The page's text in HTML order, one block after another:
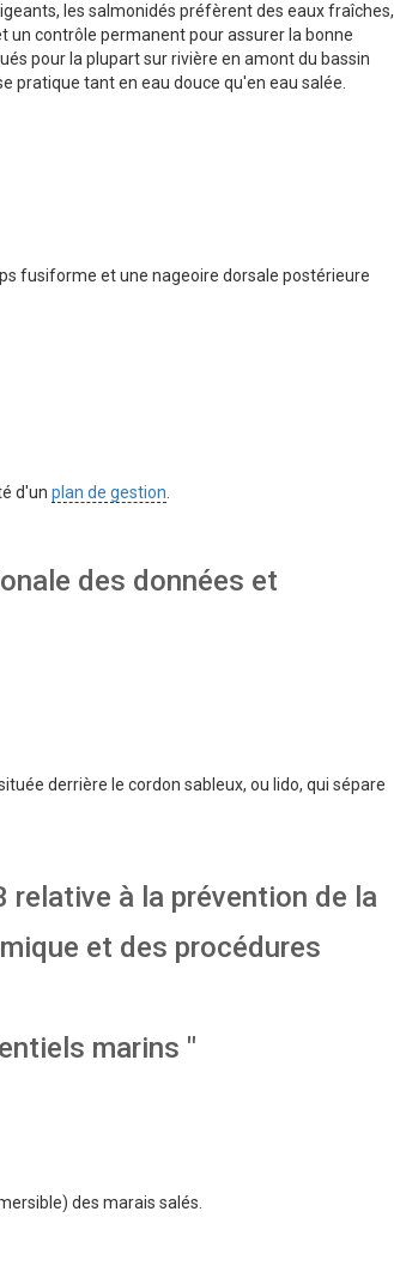
les salmonidés préfèrent des eaux fraîches,
un contrôle permanent pour assurer la bonne
pour la plupart sur rivière en amont du bassin
pratique tant en eau douce qu'en eau salée.
fusiforme et une nageoire dorsale postérieure
d'un plan de gestion
des données et
derrière le cordon sableux, ou lido, qui sépare
relative à la prévention de la
et des procédures
marins "
des marais salés.